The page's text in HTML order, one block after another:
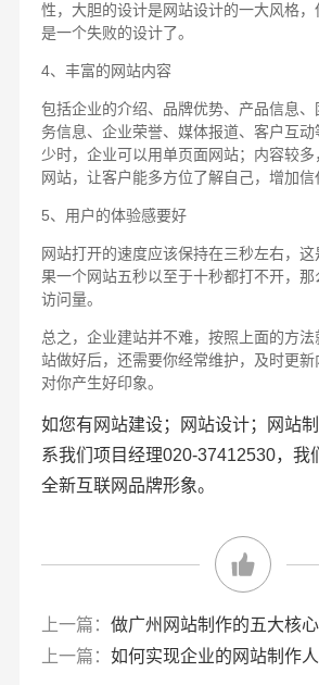
性，大胆的设计是网站设计的一大风格，
是一个失败的设计了。
4、丰富的网站内容
包括企业的介绍、品牌优势、产品信息
务信息、企业荣誉、媒体报道、客户互
少时，企业可以用单页面网站；内容较
网站，让客户能多方位了解自己，增加信
5、用户的体验感要好
网站打开的速度应该保持在三秒左右，
果一个网站五秒以至于十秒都打不开，
访问量。
总之，企业建站并不难，按照上面的方法
站做好后，还需要你经常维护，及时更
对你产生好印象。
如您有网站建设；网站设计；网站
系我们项目经理020-37412530，我
全新互联网品牌形象。
上一篇： 做广州网站制作的五大核
上一篇： 如何实现企业的网站制作人